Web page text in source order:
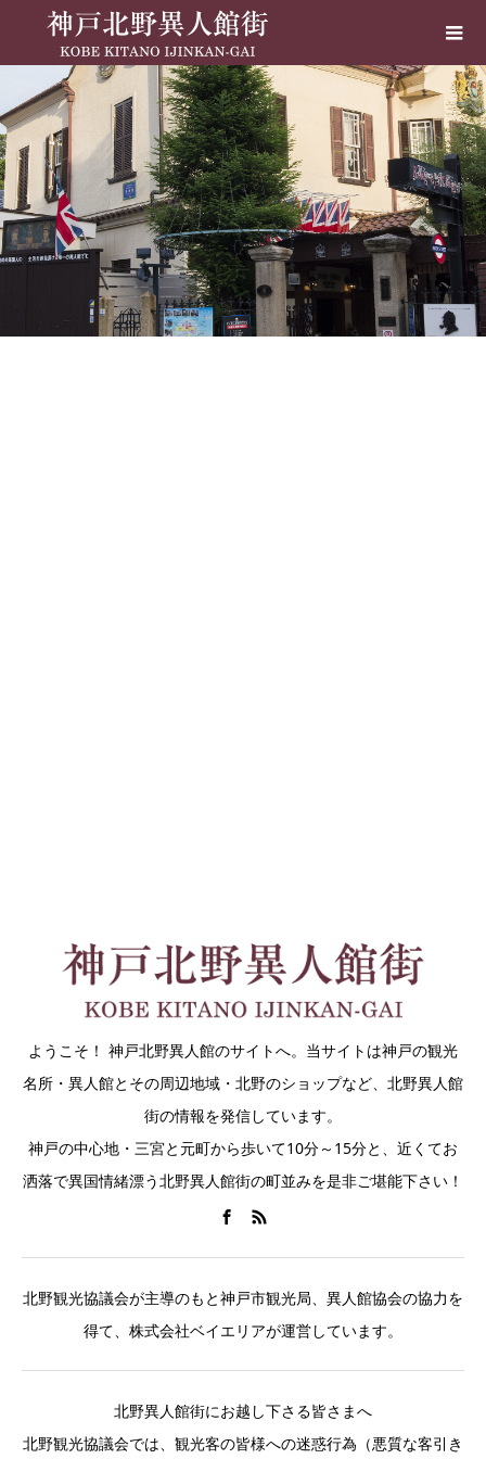
ようこそ！ 神戸北野異人館のサイトへ。当サイトは神戸の観光
名所・異人館とその周辺地域・北野のショップなど、北野異人館
街の情報を発信しています。
神戸の中心地・三宮と元町から歩いて10分～15分と、近くてお
洒落で異国情緒漂う北野異人館街の町並みを是非ご堪能下さい！
北野観光協議会が主導のもと神戸市観光局、異人館協会の協力を
得て、株式会社ベイエリアが運営しています。
北野異人館街にお越し下さる皆さまへ
北野観光協議会では、観光客の皆様への迷惑行為（悪質な客引き